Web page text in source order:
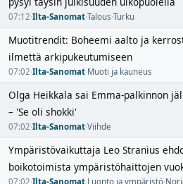
07:12·Ilta-Sanomat·Talous·Turku
Muotitrendit: Boheemi aalto ja
ilmettä arkipukeutumiseen
07:02·Ilta-Sanomat·Muoti ja kauneus
Olga Heikkala sai Emma-palkinnon
– 'Se oli shokki'
07:02·Ilta-Sanomat·Viihde
Ympäristövaikuttaja Leo Stranius
boikotoimista ympäristöhaittojen
07:02·Ilta-Sanomat·Luonto ja ympäristö·